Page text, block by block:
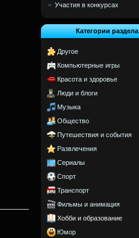
Участия в конкурсах
Категории раздела
Другое
Компьютерные игры
Красота и здоровье
Люди и блоги
Музыка
Общество
Путешествия и события
Развлечения
Сериалы
Спорт
Транспорт
Фильмы и анимация
Хобби и образование
Юмор